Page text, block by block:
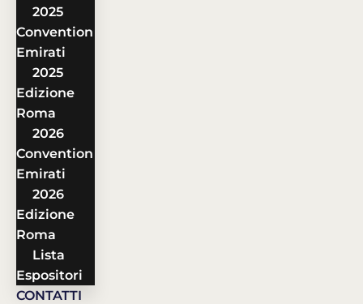
2025
Convention
Emirati
2025
Edizione
Roma
2026
Convention
Emirati
2026
Edizione
Roma
Lista
Espositori
CONTATTI